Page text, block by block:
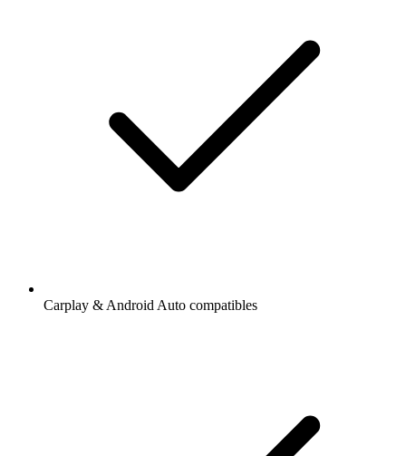
Carplay & Android Auto compatibles